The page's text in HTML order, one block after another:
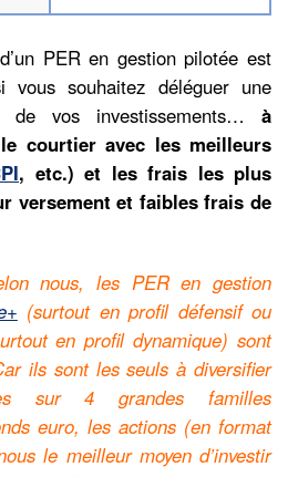
PER en gestion pilotée est
vous souhaitez déléguer une
vos investissements… à
courtier avec les meilleurs
, etc.) et les frais les plus
versement et faibles frais de
nous, les PER en gestion
(surtout en profil défensif ou
en profil dynamique) sont
ils sont les seuls à diversifier
sur 4 grandes familles
euro, les actions (en format
le meilleur moyen d’investir